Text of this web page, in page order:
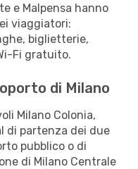
e Malpensa hanno
viaggiatori:
biglietterie,
Fi gratuito.
di Milano
Milano Colonia,
di partenza dei due
pubblico o di
di Milano Centrale